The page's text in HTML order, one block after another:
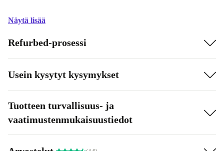
Näytä lisää
Refurbed-prosessi
Usein kysytyt kysymykset
Tuotteen turvallisuus- ja
vaatimustenmukaisuustiedot